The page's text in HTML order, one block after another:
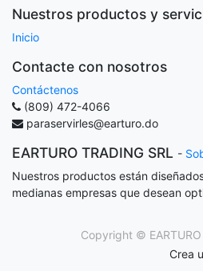
Nuestros productos y
Inicio
Contacte con nosotros
Contáctenos
(809) 472-4066
paraservirles@earturo.do
EARTURO TRADING SRL -
Nuestros productos están
medianas empresas que desean
Copyright ©
Crea